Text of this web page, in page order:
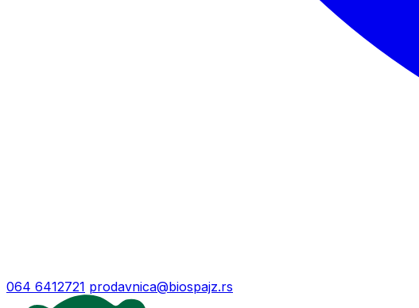
064 6412721 prodavnica@biospajz.rs